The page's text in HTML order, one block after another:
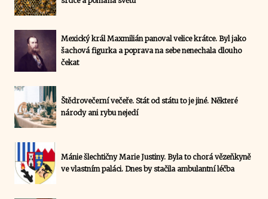
Mexický král Maxmilián panoval velice krátce. Byl jako
šachová figurka a poprava na sebe nenechala dlouho
čekat
Štědrovečerní večeře. Stát od státu to je jiné. Některé
národy ani rybu nejedí
Mánie šlechtičny Marie Justiny. Byla to chorá vězeňkyně
ve vlastním paláci. Dnes by stačila ambulantní léčba